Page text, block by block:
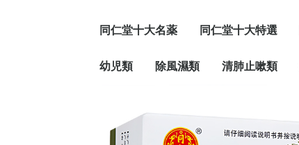
同仁堂十大名薬 同仁堂十大特選
幼児類 除風濕類 清肺止嗽類